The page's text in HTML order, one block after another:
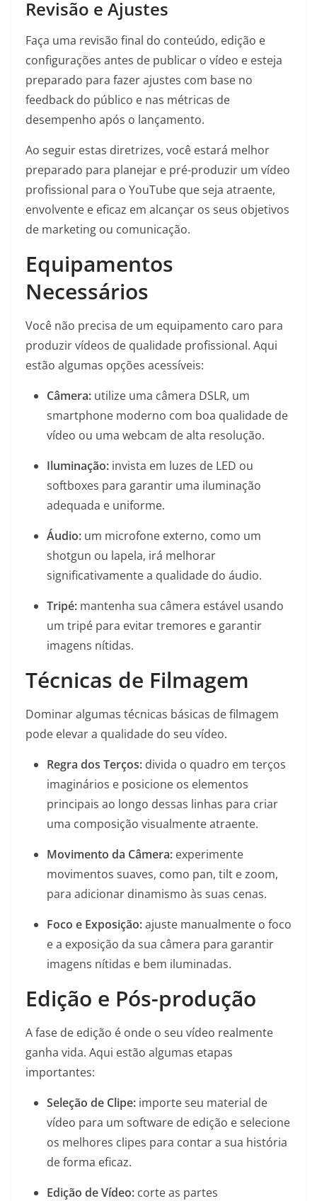
Revisão e Ajustes
Faça uma revisão final do conteúdo, edição e
configurações antes de publicar o vídeo e esteja
preparado para fazer ajustes com base no
feedback do público e nas métricas de
desempenho após o lançamento.
Ao seguir estas diretrizes, você estará melhor
preparado para planejar e pré-produzir um vídeo
profissional para o YouTube que seja atraente,
envolvente e eficaz em alcançar os seus objetivos
de marketing ou comunicação.
Equipamentos
Necessários
Você não precisa de um equipamento caro para
produzir vídeos de qualidade profissional. Aqui
estão algumas opções acessíveis:
Câmera: utilize uma câmera DSLR, um
smartphone moderno com boa qualidade de
vídeo ou uma webcam de alta resolução.
Iluminação: invista em luzes de LED ou
softboxes para garantir uma iluminação
adequada e uniforme.
Áudio: um microfone externo, como um
shotgun ou lapela, irá melhorar
significativamente a qualidade do áudio.
Tripé: mantenha sua câmera estável usando
um tripé para evitar tremores e garantir
imagens nítidas.
Técnicas de Filmagem
Dominar algumas técnicas básicas de filmagem
pode elevar a qualidade do seu vídeo.
Regra dos Terços: divida o quadro em terços
imaginários e posicione os elementos
principais ao longo dessas linhas para criar
uma composição visualmente atraente.
Movimento da Câmera: experimente
movimentos suaves, como pan, tilt e zoom,
para adicionar dinamismo às suas cenas.
Foco e Exposição:ajuste manualmente o foco
e a exposição da sua câmera para garantir
imagens nítidas e bem iluminadas.
Edição e Pós-produção
A fase de edição é onde o seu vídeo realmente
ganha vida. Aqui estão algumas etapas
importantes:
Seleção de Clipe: importe seu material de
vídeo para um software de edição e selecione
os melhores clipes para contar a sua história
de forma eficaz.
Edição de Vídeo: corte as partes